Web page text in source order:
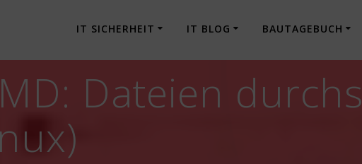
IT SICHERHEIT IT BLOG BAUTAGEBUCH
Dateien